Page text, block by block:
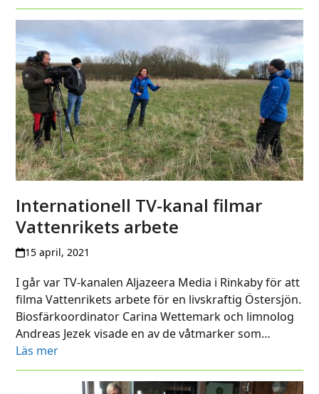
Internationell TV-kanal filmar
Vattenrikets arbete
15 april, 2021
I går var TV-kanalen Aljazeera Media i Rinkaby för att
filma Vattenrikets arbete för en livskraftig Östersjön.
Biosfärkoordinator Carina Wettemark och limnolog
Andreas Jezek visade en av de våtmarker som…
Läs mer